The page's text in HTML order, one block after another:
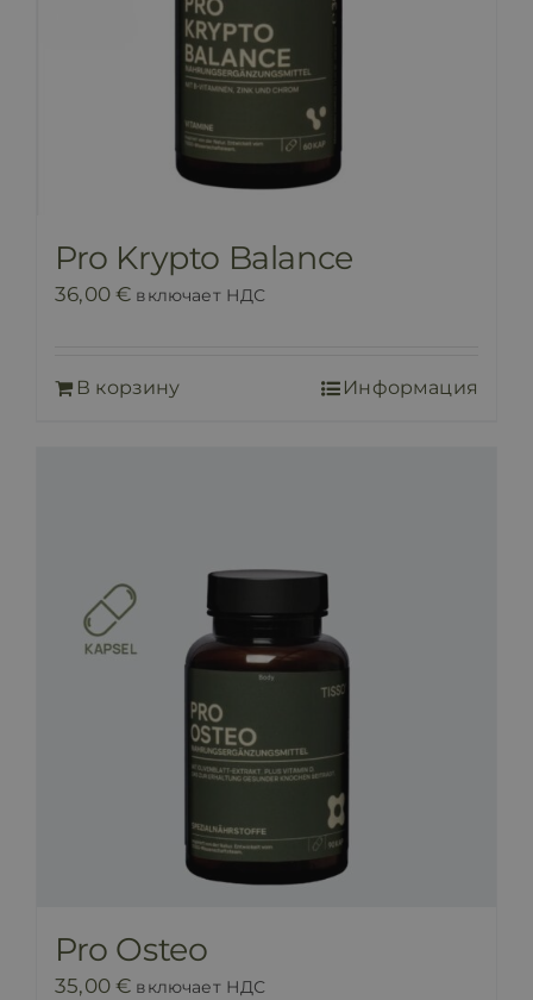
Pro Krypto Balance
36,00€ включает НДС
В корзину Информация
Pro Osteo
35,00€ включает НДС